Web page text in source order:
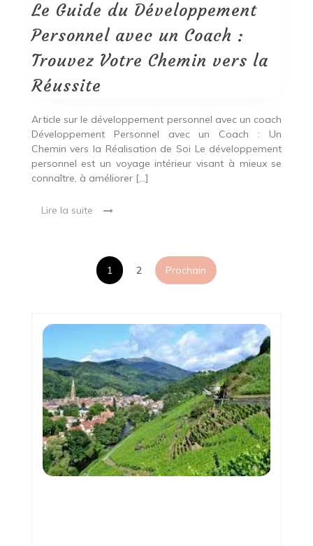
un
Coach
:
Trouvez
Votre
Réussite
Le Guide du Développement
Personnel avec un Coach :
Trouvez Votre Chemin vers la
Réussite
Article sur le développement personnel avec un coach
Développement Personnel avec un Coach : Un
Chemin vers la Réalisation de Soi Le développement
personnel est un voyage intérieur visant à mieux se
connaître, à améliorer […]
Lire la suite
Pagination
publications
1 2 Prochain